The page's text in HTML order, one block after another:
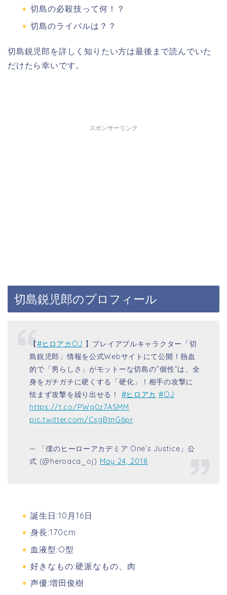
切島の必殺技って何！？
切島のライバルは？？
切島鋭児郎を詳しく知りたい方は最後まで読んでいた
だけたら幸いです。
スポンサーリンク
切島鋭児郎のプロフィール
【#ヒロアカOJ 】プレイアブルキャラクター「切
島鋭児郎」情報を公式Webサイトにて公開！熱血
的で「男らしさ」がモットーな切島の“個性”は、全
身をガチガチに硬くする「硬化」！相手の攻撃に
怯まず攻撃を繰り出せる！ #ヒロアカ #OJ
https://t.co/PWq0z7ASMM
pic.twitter.com/CsgBtnG6pr
— 「僕のヒーローアカデミア One’s Justice」公
式 (@heroaca_oj) May 24, 2018
誕生日:10月16日
身長:170cm
血液型:O型
好きなもの:硬派なもの、肉
声優:増田俊樹